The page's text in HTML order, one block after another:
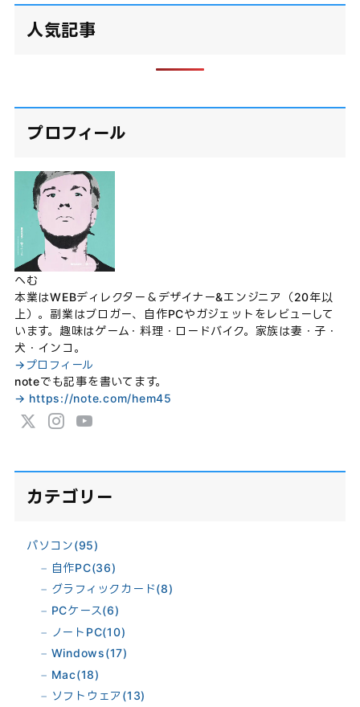
人気記事
プロフィール
へむ
本業はWEBディレクター＆デザイナー&エンジニア（20年以
上）。副業はブロガー、自作PCやガジェットをレビューして
います。趣味はゲーム・料理・ロードバイク。家族は妻・子・
犬・インコ。
→プロフィール
noteでも記事を書いてます。
→ https://note.com/hem45
カテゴリー
パソコン(95)
自作PC(36)
グラフィックカード(8)
PCケース(6)
ノートPC(10)
Windows(17)
Mac(18)
ソフトウェア (13)